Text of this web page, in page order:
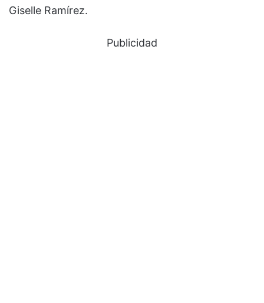
Giselle Ramírez.
Publicidad